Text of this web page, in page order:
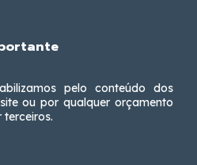
pelo conteúdo dos
ou por qualquer orçamento